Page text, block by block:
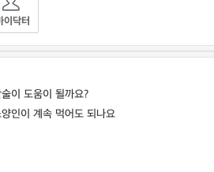
이닥터
이 도움이 될까요?
인이 계속 먹어도 되나요